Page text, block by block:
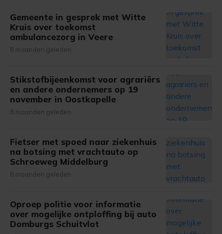
Gemeente in gesprek met Witte
Kruis over toekomst
ambulancezorg in Veere
8 maanden geleden
Stikstofbijeenkomst voor agrariërs
en andere ondernemers op 19
november in Oostkapelle
8 maanden geleden
Fietser met spoed naar ziekenhuis
na botsing met vrachtauto op
Schroeweg Middelburg
8 maanden geleden
Oproep politie voor informatie
over mogelijke ontploffing bij auto
Domburgs Schuitvlot